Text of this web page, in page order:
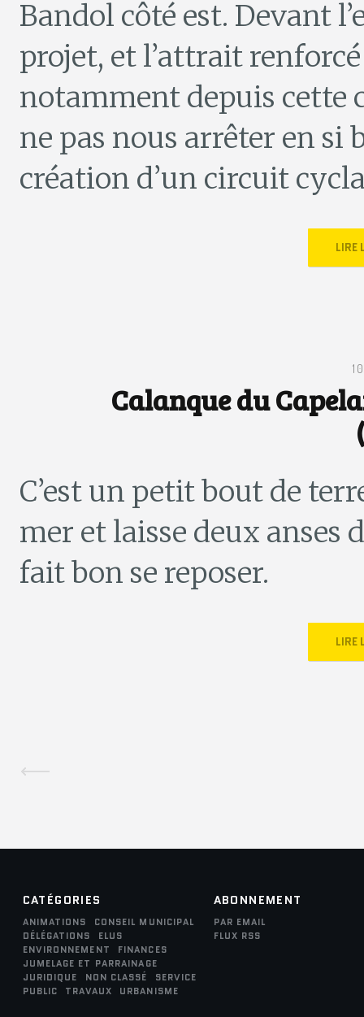
Bandol côté est. Devant
projet, et l’attrait
notamment depuis cette
ne pas nous arrêter en si
création d’un circuit
LIRE
Calanque du
C’est un petit bout de
mer et laisse deux anses
fait bon se reposer.
LIRE
CATÉGORIES
ANIMATIONS
CONSEIL MUNICIPAL
DÉLÉGATIONS
ELUS
ENVIRONNEMENT
FINANCES
JUMELAGE ET PARRAINAGE
JURIDIQUE
NON CLASSÉ
SERVICE
PUBLIC
TRAVAUX URBANISME
ABONNEMENT
PAR EMAIL
FLUX RSS